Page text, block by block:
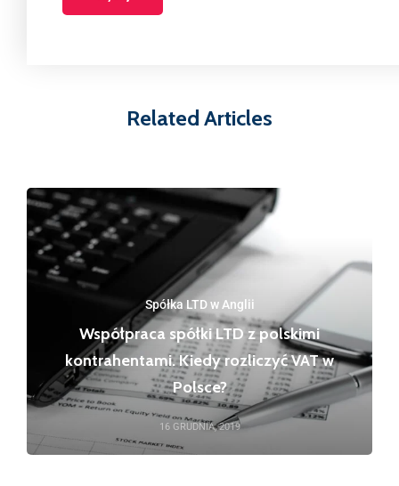
Related Articles
Spółka LTD w Anglii
Współpraca spółki LTD z polskimi
kontrahentami. Kiedy rozliczyć VAT w
Polsce?
16 GRUDNIA, 2019